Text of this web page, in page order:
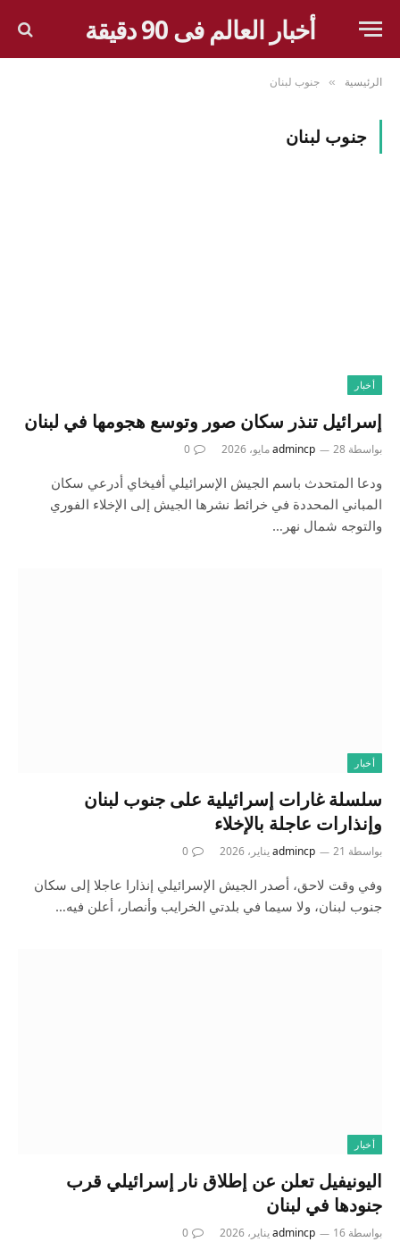
أخبار العالم فى 90 دقيقة
الرئيسية » جنوب لبنان
جنوب لبنان
أخبار
إسرائيل تنذر سكان صور وتوسع هجومها في لبنان
بواسطة admincp 28 مايو، 2026 0
ودعا المتحدث باسم الجيش الإسرائيلي أفيخاي أدرعي سكان
المباني المحددة في خرائط نشرها الجيش إلى الإخلاء الفوري
والتوجه شمال نهر…
أخبار
سلسلة غارات إسرائيلية على جنوب لبنان
وإنذارات عاجلة بالإخلاء
بواسطة admincp 21 يناير، 2026 0
وفي وقت لاحق، أصدر الجيش الإسرائيلي إنذارا عاجلا إلى سكان
جنوب لبنان، ولا سيما في بلدتي الخرايب وأنصار، أعلن فيه…
أخبار
اليونيفيل تعلن عن إطلاق نار إسرائيلي قرب
جنودها في لبنان
بواسطة admincp 16 يناير، 2026 0